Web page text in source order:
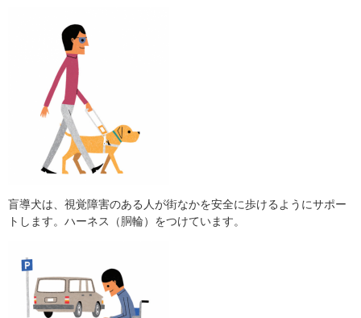
盲導犬は、視覚障害のある人が街なかを安全に歩けるようにサポー
トします。ハーネス（胴輪）をつけています。